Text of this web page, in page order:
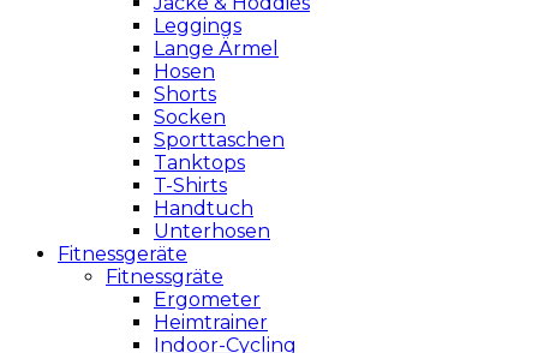
Leggings
Lange Ärmel
Hosen
Shorts
Socken
Sporttaschen
Tanktops
T-Shirts
Handtuch
Unterhosen
Fitnessgeräte
Fitnessgräte
Ergometer
Heimtrainer
Indoor-Cycling